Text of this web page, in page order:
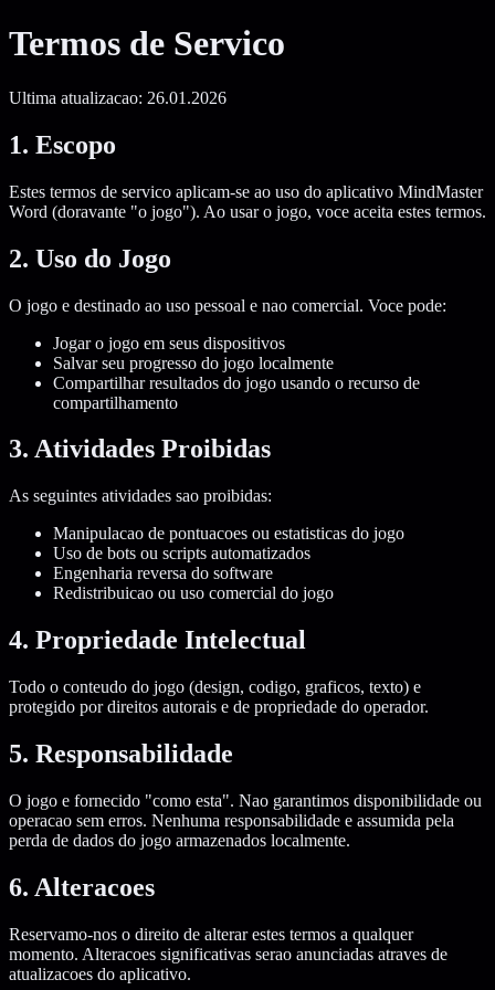
Termos de Servico
Ultima atualizacao: 26.01.2026
1. Escopo
Estes termos de servico aplicam-se ao uso do aplicativo MindMaster
Word (doravante "o jogo"). Ao usar o jogo, voce aceita estes termos.
2. Uso do Jogo
O jogo e destinado ao uso pessoal e nao comercial. Voce pode:
Jogar o jogo em seus dispositivos
Salvar seu progresso do jogo localmente
Compartilhar resultados do jogo usando o recurso de
compartilhamento
3. Atividades Proibidas
As seguintes atividades sao proibidas:
Manipulacao de pontuacoes ou estatisticas do jogo
Uso de bots ou scripts automatizados
Engenharia reversa do software
Redistribuicao ou uso comercial do jogo
4. Propriedade Intelectual
Todo o conteudo do jogo (design, codigo, graficos, texto) e
protegido por direitos autorais e de propriedade do operador.
5. Responsabilidade
O jogo e fornecido "como esta". Nao garantimos disponibilidade ou
operacao sem erros. Nenhuma responsabilidade e assumida pela
perda de dados do jogo armazenados localmente.
6. Alteracoes
Reservamo-nos o direito de alterar estes termos a qualquer
momento. Alteracoes significativas serao anunciadas atraves de
atualizacoes do aplicativo.